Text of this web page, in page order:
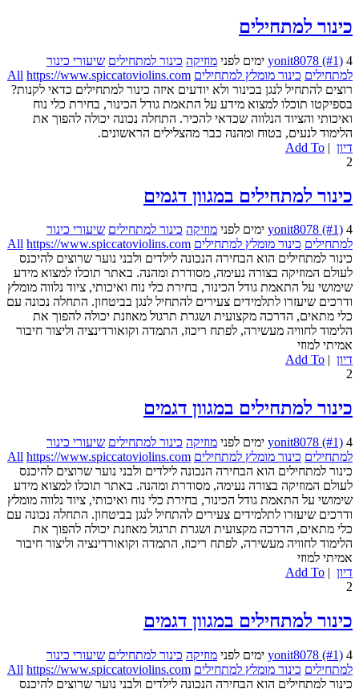
כינור למתחילים
yonit8078 (#1) 4 ימים לפני מוזיקה כינור למתחילים שיעורי כינור
למתחילים כינור מומלץ למתחילים All https://www.spiccatoviolins.com
רוצים להתחיל לנגן בכינור ולא יודעים איזה כינור למתחילים כדאי לקנות?
בספיקטו תוכלו למצוא מידע על התאמת גודל הכינור, בחירת כלי נוח
ואיכותי והציוד הנלווה שכדאי להכיר. התחלה נכונה יכולה להפוך את
הלימוד לנעים, בטוח ומהנה כבר מהצלילים הראשונים.
דיון |
Add To
2
כינור למתחילים במגוון דגמים
yonit8078 (#1) 4 ימים לפני מוזיקה כינור למתחילים שיעורי כינור
למתחילים כינור מומלץ למתחילים All https://www.spiccatoviolins.com
כינור למתחילים הוא הבחירה הנכונה לילדים ולבני נוער שרוצים להיכנס
לעולם המוזיקה בצורה נעימה, מסודרת ומהנה. באתר תוכלו למצוא מידע
שימושי על התאמת גודל הכינור, בחירת כלי נוח ואיכותי, ציוד נלווה מומלץ
ודרכים שיעזרו לתלמידים צעירים להתחיל לנגן בביטחון. התחלה נכונה עם
כלי מתאים, הדרכה מקצועית ושגרת תרגול מאוזנת יכולה להפוך את
הלימוד לחוויה מעשירה, לפתח ריכוז, התמדה וקואורדינציה וליצור חיבור
אמיתי למוזי
דיון |
Add To
2
כינור למתחילים במגוון דגמים
yonit8078 (#1) 4 ימים לפני מוזיקה כינור למתחילים שיעורי כינור
למתחילים כינור מומלץ למתחילים All https://www.spiccatoviolins.com
כינור למתחילים הוא הבחירה הנכונה לילדים ולבני נוער שרוצים להיכנס
לעולם המוזיקה בצורה נעימה, מסודרת ומהנה. באתר תוכלו למצוא מידע
שימושי על התאמת גודל הכינור, בחירת כלי נוח ואיכותי, ציוד נלווה מומלץ
ודרכים שיעזרו לתלמידים צעירים להתחיל לנגן בביטחון. התחלה נכונה עם
כלי מתאים, הדרכה מקצועית ושגרת תרגול מאוזנת יכולה להפוך את
הלימוד לחוויה מעשירה, לפתח ריכוז, התמדה וקואורדינציה וליצור חיבור
אמיתי למוזי
דיון |
Add To
2
כינור למתחילים במגוון דגמים
yonit8078 (#1) 4 ימים לפני מוזיקה כינור למתחילים שיעורי כינור
למתחילים כינור מומלץ למתחילים All https://www.spiccatoviolins.com
כינור למתחילים הוא הבחירה הנכונה לילדים ולבני נוער שרוצים להיכנס